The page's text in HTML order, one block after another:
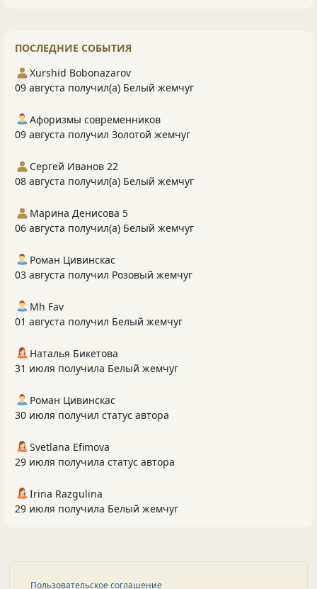
ПОСЛЕДНИЕ СОБЫТИЯ
Xurshid Bobonazarov
09 августа получил(а) Белый жемчуг
Афоризмы современников
09 августа получил Золотой жемчуг
Сергей Иванов 22
08 августа получил(а) Белый жемчуг
Марина Денисова 5
06 августа получил(а) Белый жемчуг
Роман Цивинскас
03 августа получил Розовый жемчуг
Mh Fav
01 августа получил Белый жемчуг
Наталья Бикетова
31 июля получила Белый жемчуг
Роман Цивинскас
30 июля получил статус автора
Svetlana Efimova
29 июля получила статус автора
Irina Razgulina
29 июля получила Белый жемчуг
Пользовательское соглашение